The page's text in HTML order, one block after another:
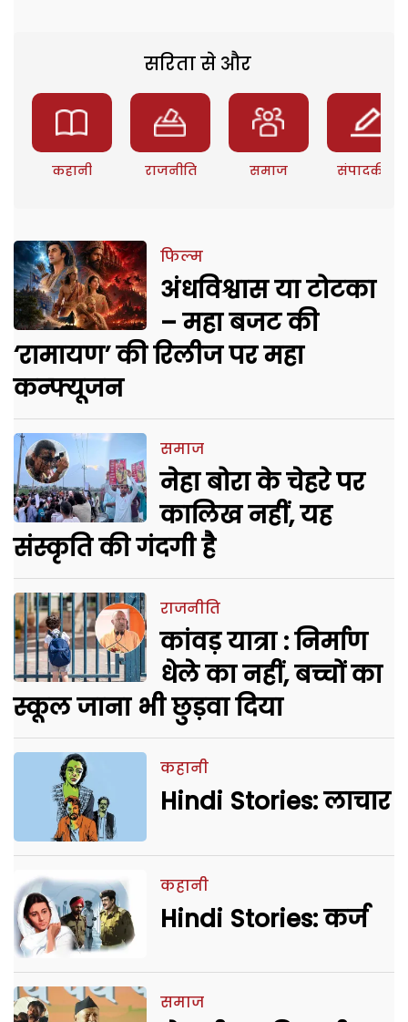
सरिता से और
कहानी राजनीति समाज संपादकीय
फिल्म
अंधविश्वास या टोटका
– महा बजट की
‘रामायण’ की रिलीज पर महा
कन्फ्यूजन
समाज
नेहा बोरा के चेहरे पर
कालिख नहीं, यह
संस्कृति की गंदगी है
राजनीति
कांवड़ यात्रा : निर्माण
धेले का नहीं, बच्चों का
स्कूल जाना भी छुड़वा दिया
कहानी
Hindi Stories: लाचार
कहानी
Hindi Stories: कर्ज
समाज